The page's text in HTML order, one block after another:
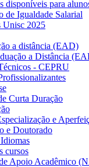
disponíveis para
de Igualdade Salarial
Unisc 2025
a distância (EAD)
a Distância
- CEPRU
Curta Duração
e
e Doutorado
cursos
Apoio Acadêmico